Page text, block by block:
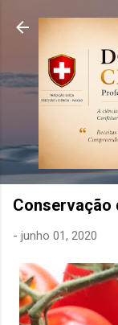
Conservação
- junho 01, 2020